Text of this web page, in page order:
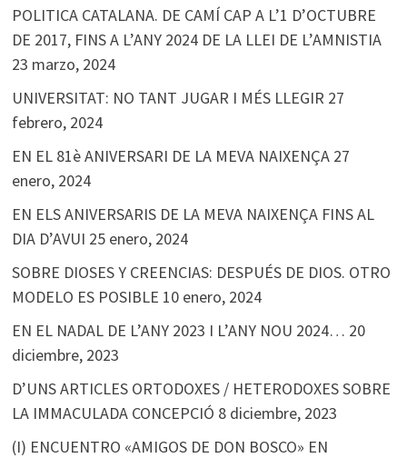
POLITICA CATALANA. DE CAMÍ CAP A L’1 D’OCTUBRE
DE 2017, FINS A L’ANY 2024 DE LA LLEI DE L’AMNISTIA
23 marzo, 2024
UNIVERSITAT: NO TANT JUGAR I MÉS LLEGIR 27
febrero, 2024
EN EL 81è ANIVERSARI DE LA MEVA NAIXENÇA 27
enero, 2024
EN ELS ANIVERSARIS DE LA MEVA NAIXENÇA FINS AL
DIA D’AVUI 25 enero, 2024
SOBRE DIOSES Y CREENCIAS: DESPUÉS DE DIOS. OTRO
MODELO ES POSIBLE 10 enero, 2024
EN EL NADAL DE L’ANY 2023 I L’ANY NOU 2024… 20
diciembre, 2023
D’UNS ARTICLES ORTODOXES / HETERODOXES SOBRE
LA IMMACULADA CONCEPCIÓ 8 diciembre, 2023
(I) ENCUENTRO «AMIGOS DE DON BOSCO» EN